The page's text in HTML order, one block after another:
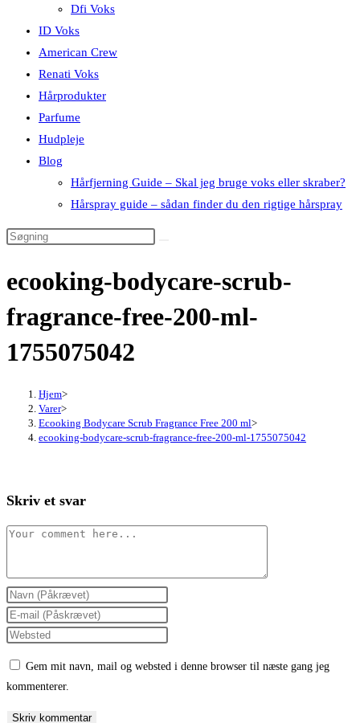
Dfi Voks
ID Voks
American Crew
Renati Voks
Hårprodukter
Parfume
Hudpleje
Blog
Hårfjerning Guide – Skal jeg bruge voks eller skraber?
Hårspray guide – sådan finder du den rigtige hårspray
ecooking-bodycare-scrub-
fragrance-free-200-ml-
1755075042
Hjem>
Varer>
Ecooking Bodycare Scrub Fragrance Free 200 ml>
ecooking-bodycare-scrub-fragrance-free-200-ml-1755075042
Skriv et svar
Comment
Enter
your
name
comment
Enter
your
comment
Enter
(optional)
Gem mit navn, mail og websted i denne browser til næste gang jeg
kommenterer.